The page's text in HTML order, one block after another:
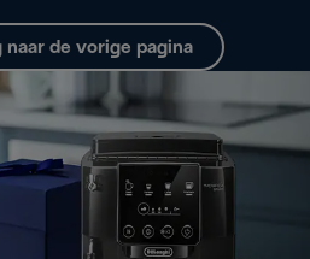
naar de vorige pagina